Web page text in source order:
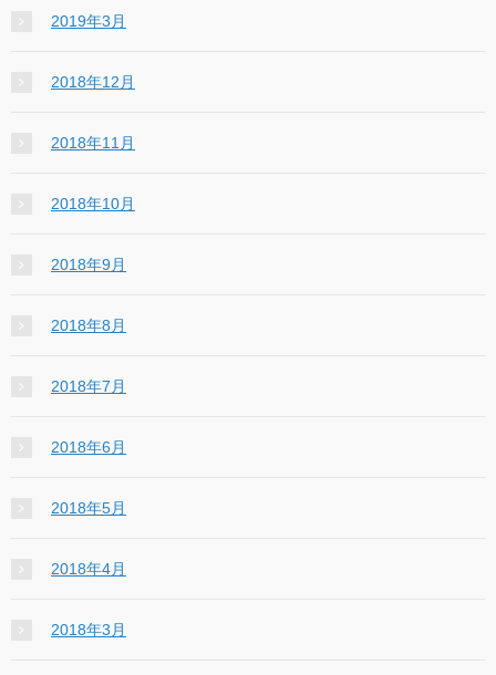
2019年3月
2018年12月
2018年11月
2018年10月
2018年9月
2018年8月
2018年7月
2018年6月
2018年5月
2018年4月
2018年3月